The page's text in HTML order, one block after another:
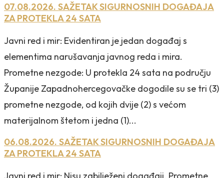
07.08.2026. SAŽETAK SIGURNOSNIH DOGAĐAJA
ZA PROTEKLA 24 SATA
Javni red i mir: Evidentiran je jedan događaj s
elementima narušavanja javnog reda i mira.
Prometne nezgode: U protekla 24 sata na području
Županije Zapadnohercegovačke dogodile su se tri (3)
prometne nezgode, od kojih dvije (2) s većom
materijalnom štetom i jedna (1)...
06.08.2026. SAŽETAK SIGURNOSNIH DOGAĐAJA
ZA PROTEKLA 24 SATA
Javni red i mir: Nisu zabilježeni događaji. Prometne